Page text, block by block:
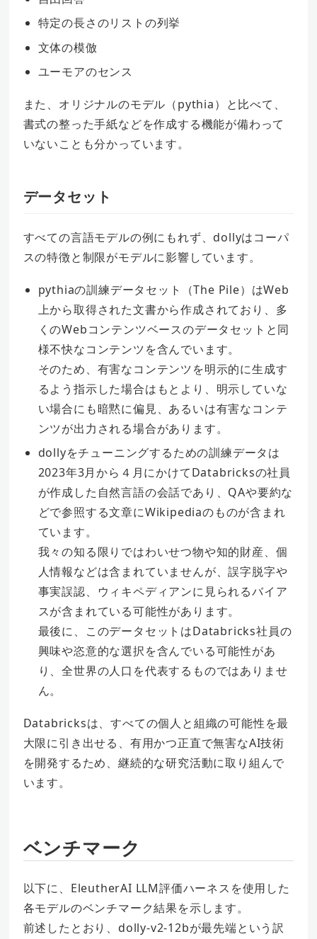
特定の長さのリストの列挙
文体の模倣
ユーモアのセンス
また、オリジナルのモデル（pythia）と比べて、
書式の整った手紙などを作成する機能が備わって
いないことも分かっています。
データセット
すべての言語モデルの例にもれず、dollyはコーパ
スの特徴と制限がモデルに影響しています。
pythiaの訓練データセット（The Pile）はWeb
上から取得された文書から作成されており、多
くのWebコンテンツベースのデータセットと同
様不快なコンテンツを含んでいます。
そのため、有害なコンテンツを明示的に生成す
るよう指示した場合はもとより、明示していな
い場合にも暗黙に偏見、あるいは有害なコンテ
ンツが出力される場合があります。
dollyをチューニングするための訓練データは
2023年3月から４月にかけてDatabricksの社員
が作成した自然言語の会話であり、QAや要約な
どで参照する文章にWikipediaのものが含まれ
ています。
我々の知る限りではわいせつ物や知的財産、個
人情報などは含まれていませんが、誤字脱字や
事実誤認、ウィキペディアンに見られるバイア
スが含まれている可能性があります。
最後に、このデータセットはDatabricks社員の
興味や恣意的な選択を含んでいる可能性があ
り、全世界の人口を代表するものではありませ
ん。
Databricksは、すべての個人と組織の可能性を最
大限に引き出せる、有用かつ正直で無害なAI技術
を開発するため、継続的な研究活動に取り組んで
います。
ベンチマーク
以下に、EleutherAI LLM評価ハーネスを使用した
各モデルのベンチマーク結果を示します。
前述したとおり、dolly-v2-12bが最先端という訳